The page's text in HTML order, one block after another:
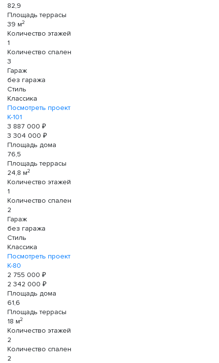
82,9
Площадь террасы
39 м2
Количество этажей
1
Количество спален
3
Гараж
без гаража
Стиль
Классика
Посмотреть проект
К-101
3 887 000 ₽
3 304 000 ₽
Площадь дома
76,5
Площадь террасы
24,8 м2
Количество этажей
1
Количество спален
2
Гараж
без гаража
Стиль
Классика
Посмотреть проект
К-80
2 755 000 ₽
2 342 000 ₽
Площадь дома
61,6
Площадь террасы
18 м2
Количество этажей
2
Количество спален
2